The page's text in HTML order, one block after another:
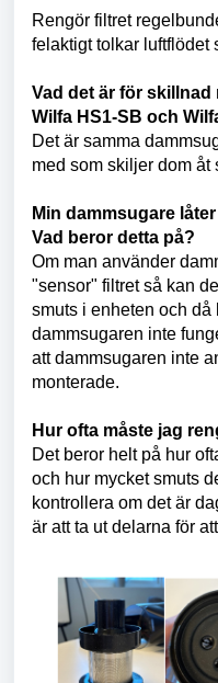
Rengör filtret
felaktigt tolkar luftflödet
Vad det är för
Wilfa HS1-SB och
Det är samma
med som skiljer dom åt
Min dammsugare
Vad beror detta på?
Om man använder
"sensor" filtret så kan
smuts i enheten och då
dammsugaren inte
att dammsugaren inte
monterade.
Hur ofta måste jag
Det beror helt på hur
och hur mycket smuts
kontrollera om det är
är att ta ut delarna för